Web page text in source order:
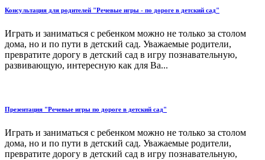
Консультация для родителей "Речевые игры - по дороге в детский сад"
Играть и заниматься с ребенком можно не только за столом
дома, но и по пути в детский сад. Уважаемые родители,
превратите дорогу в детский сад в игру познавательную,
развивающую, интересную как для Ва...
Презентация "Речевые игры по дороге в детский сад"
Играть и заниматься с ребенком можно не только за столом
дома, но и по пути в детский сад. Уважаемые родители,
превратите дорогу в детский сад в игру познавательную,